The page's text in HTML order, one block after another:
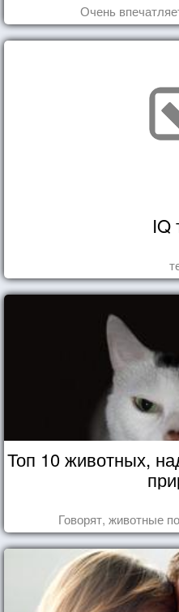
Очень
IQ
Топ 10 животных,
Говорят, животные